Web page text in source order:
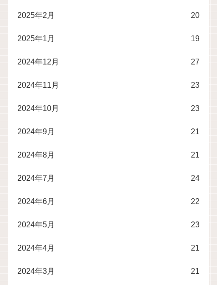
2025年2月 20
2025年1月 19
2024年12月 27
2024年11月 23
2024年10月 23
2024年9月 21
2024年8月 21
2024年7月 24
2024年6月 22
2024年5月 23
2024年4月 21
2024年3月 21